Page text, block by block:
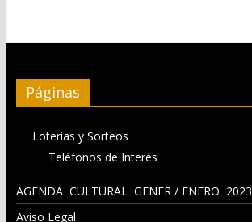
Páginas
Loterias y Sorteos
Teléfonos de Interés
AGENDA CULTURAL GENER / ENERO 2023
Aviso Legal